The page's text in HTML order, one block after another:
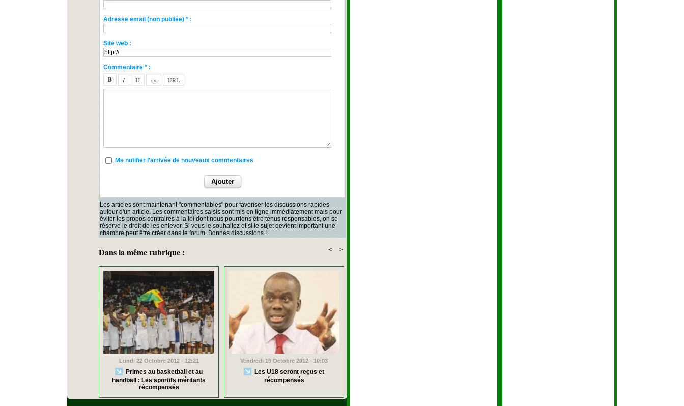
Adresse email (non publiée) * :
Site web :
Commentaire * :
Me notifier l'arrivée de nouveaux commentaires
Les articles sont maintenant "commentables" pour favoriser les discussions rapides
autour d'un article. Les commentaires saisis sont mis en ligne immédiatement mais pour
éviter les propos contraires à la loi dont nous pourrions être tenus responsables, on se
réserve le droit de les enlever. Si vous le souhaitez et si le sujet devient important une
chambre peut être créer dans le forum. Bonnes discussions !
Dans la même rubrique : < >
Lundi 22 Octobre 2012 - 12:21
Primes au basketball et au
handball : Les sportifs méritants
récompensés
Vendredi 19 Octobre 2012 - 10:03
Les U18 seront reçus et
récompensés